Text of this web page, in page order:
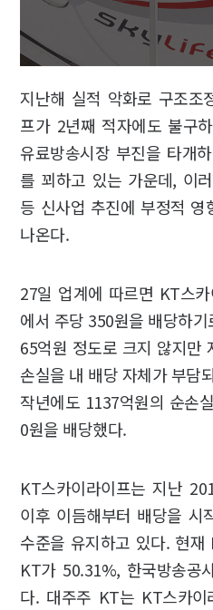
지난해 실적 악화로 구조조
프가 2년째 적자에도 불구
유료방송시장 부진을 타개
를 꾀하고 있는 가운데, 이
등 신사업 추진에 부정적
나온다.
27일 업계에 따르면 KT스
에서 주당 350원을 배당하
65억원 정도로 크지 않지만
손실을 내 배당 자체가 부담
작년에도 1137억원의 순손
0원을 배당했다.
KT스카이라이프는 지난
이후 이듬해부터 배당을 시
수준을 유지하고 있다. 현
KT가 50.31%, 한국방송공
다. 대주주 KT는 KT스카이